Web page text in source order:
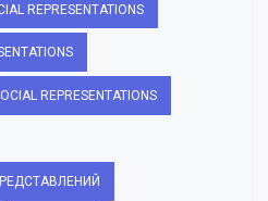
REPRESENTATIONS
REPRESENTATIONS